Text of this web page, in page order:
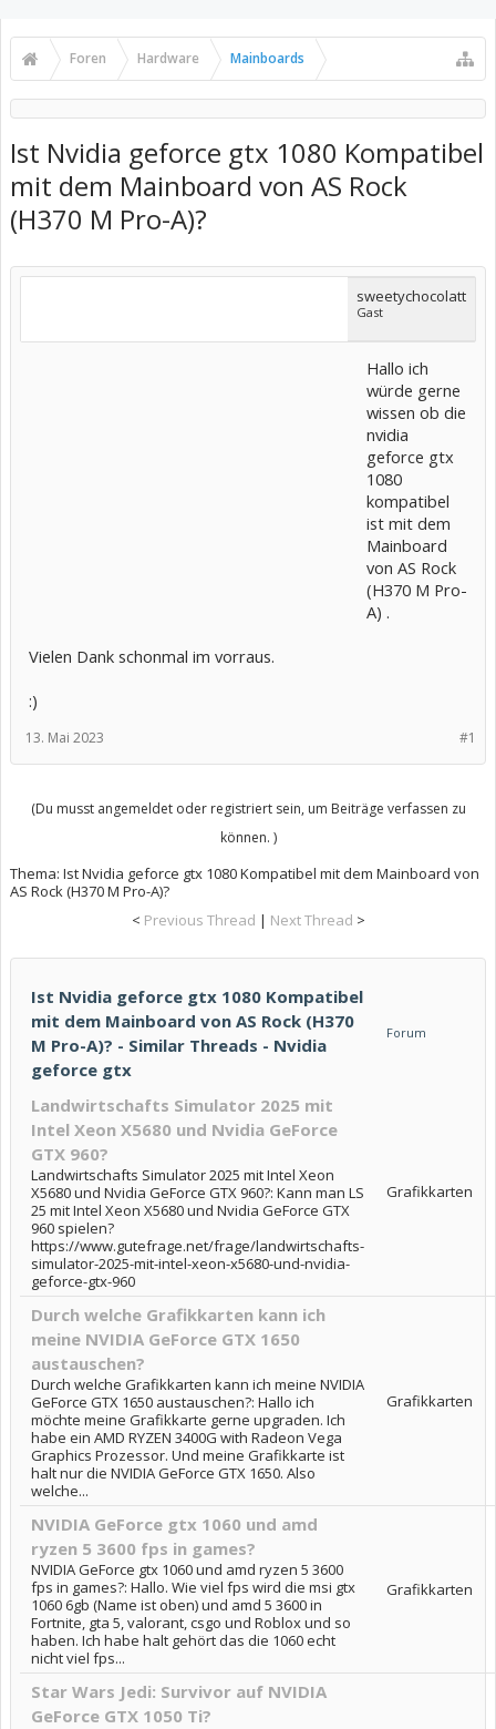
Foren Hardware Mainboards
Ist Nvidia geforce gtx 1080 Kompatibel
mit dem Mainboard von AS Rock
(H370 M Pro-A)?
sweetychocolatt
Gast
Hallo ich
würde gerne
wissen ob die
nvidia
geforce gtx
1080
kompatibel
ist mit dem
Mainboard
von AS Rock
(H370 M Pro-
A) .
Vielen Dank schonmal im vorraus.
:)
#1
13. Mai 2023
(Du musst angemeldet oder registriert sein, um Beiträge verfassen zu
können. )
Thema: Ist Nvidia geforce gtx 1080 Kompatibel mit dem Mainboard von
AS Rock (H370 M Pro-A)?
< Previous Thread | Next Thread >
Ist Nvidia geforce gtx 1080 Kompatibel
mit dem Mainboard von AS Rock (H370
M Pro-A)? - Similar Threads - Nvidia
geforce gtx
Forum
Landwirtschafts Simulator 2025 mit
Intel Xeon X5680 und Nvidia GeForce
GTX 960?
Landwirtschafts Simulator 2025 mit Intel Xeon
X5680 und Nvidia GeForce GTX 960?: Kann man LS
25 mit Intel Xeon X5680 und Nvidia GeForce GTX
960 spielen?
https://www.gutefrage.net/frage/landwirtschafts-
simulator-2025-mit-intel-xeon-x5680-und-nvidia-
geforce-gtx-960
Grafikkarten
Durch welche Grafikkarten kann ich
meine NVIDIA GeForce GTX 1650
austauschen?
Durch welche Grafikkarten kann ich meine NVIDIA
GeForce GTX 1650 austauschen?: Hallo ich
möchte meine Grafikkarte gerne upgraden. Ich
habe ein AMD RYZEN 3400G with Radeon Vega
Graphics Prozessor. Und meine Grafikkarte ist
halt nur die NVIDIA GeForce GTX 1650. Also
welche...
Grafikkarten
NVIDIA GeForce gtx 1060 und amd
ryzen 5 3600 fps in games?
NVIDIA GeForce gtx 1060 und amd ryzen 5 3600
fps in games?: Hallo. Wie viel fps wird die msi gtx
1060 6gb (Name ist oben) und amd 5 3600 in
Fortnite, gta 5, valorant, csgo und Roblox und so
haben. Ich habe halt gehört das die 1060 echt
nicht viel fps...
Grafikkarten
Star Wars Jedi: Survivor auf NVIDIA
GeForce GTX 1050 Ti?